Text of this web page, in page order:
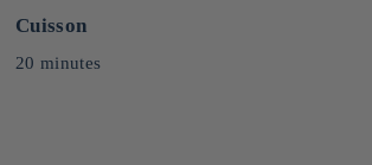
Cuisson
20 minutes